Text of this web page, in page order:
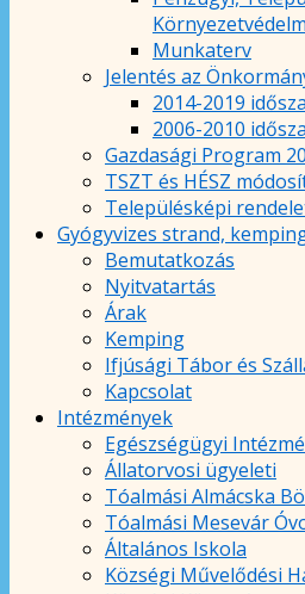
Munkaterv
Jelentés az
2014-2019
2006-2010
Gazdasági Program
TSZT és HÉSZ
Településképi
Gyógyvizes strand,
Bemutatkozás
Nyitvatartás
Árak
Kemping
Ifjúsági Tábor és
Kapcsolat
Intézmények
Egészségügyi
Állatorvosi ügyeleti
Tóalmási Almácska
Tóalmási Mesevár
Általános Iskola
Községi Művelődési